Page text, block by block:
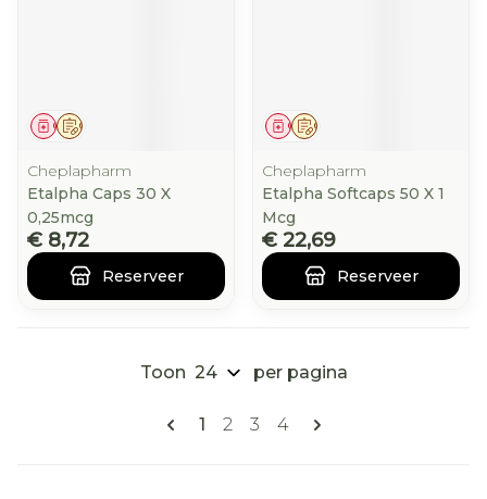
Op voorschrift
Geneesmiddel
Cheplapharm
Etalpha Caps 30 X
0,25mcg
€ 8,72
Reserveer
Op voorschrift
Geneesmiddel
Cheplapharm
Etalpha Softcaps 50 X 1
Mcg
€ 22,69
Reserveer
Pagina's
U lees momenteel pagina
1 Pagina
2 Pagina
3 Pagina
4
Toon per pagina